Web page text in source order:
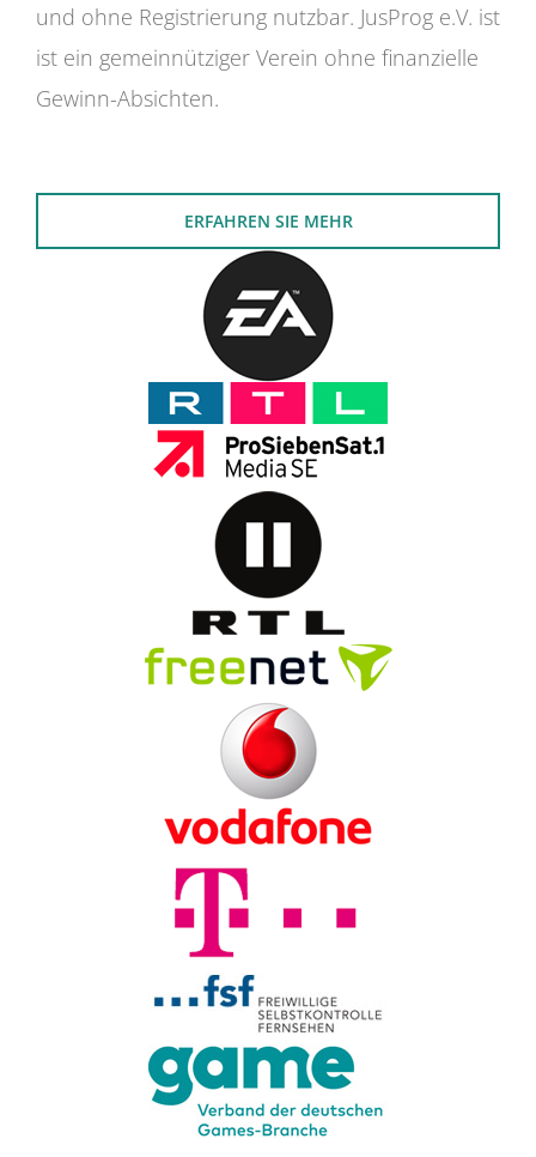
und ohne Registrierung nutzbar. JusProg e.V. ist
ist ein gemeinnütziger Verein ohne finanzielle
Gewinn-Absichten.
ERFAHREN SIE MEHR